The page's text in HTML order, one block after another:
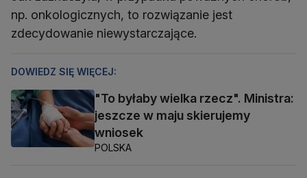
np. onkologicznych, to rozwiązanie jest
zdecydowanie niewystarczające.
DOWIEDZ SIĘ WIĘCEJ:
"To byłaby wielka rzecz". Ministra:
jeszcze w maju skierujemy
wniosek
POLSKA